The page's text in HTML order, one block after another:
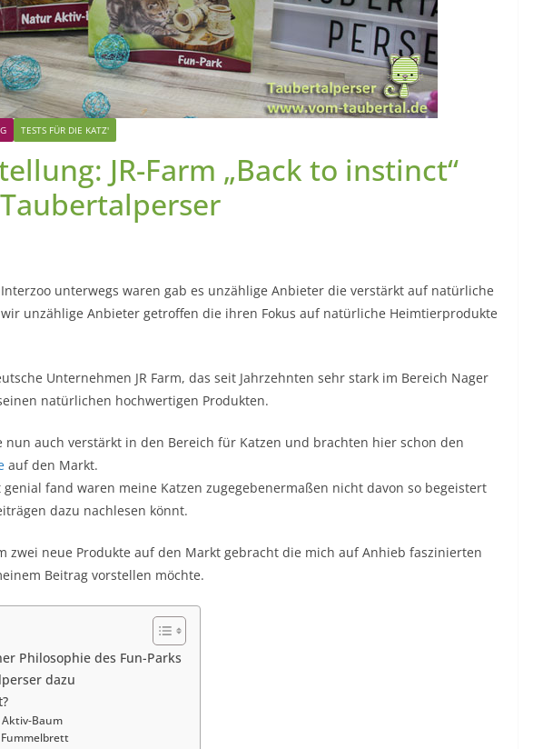
TESTS FÜR DIE KATZ'
JR-Farm „Back to instinct“
unterwegs waren gab es unzählige Anbieter die verstärkt auf natürliche
unzählige Anbieter getroffen die ihren Fokus auf natürliche Heimtierprodukte
Unternehmen JR Farm, das seit Jahrzehnten sehr stark im Bereich Nager
natürlichen hochwertigen Produkten.
nun auch verstärkt in den Bereich für Katzen und brachten hier schon den
auf den Markt.
fand waren meine Katzen zugegebenermaßen nicht davon so begeistert
dazu nachlesen könnt.
zwei neue Produkte auf den Markt gebracht die mich auf Anhieb faszinierten
Beitrag vorstellen möchte.
Philosophie des Fun-Parks
dazu
Aktiv-Baum
Fummelbrett